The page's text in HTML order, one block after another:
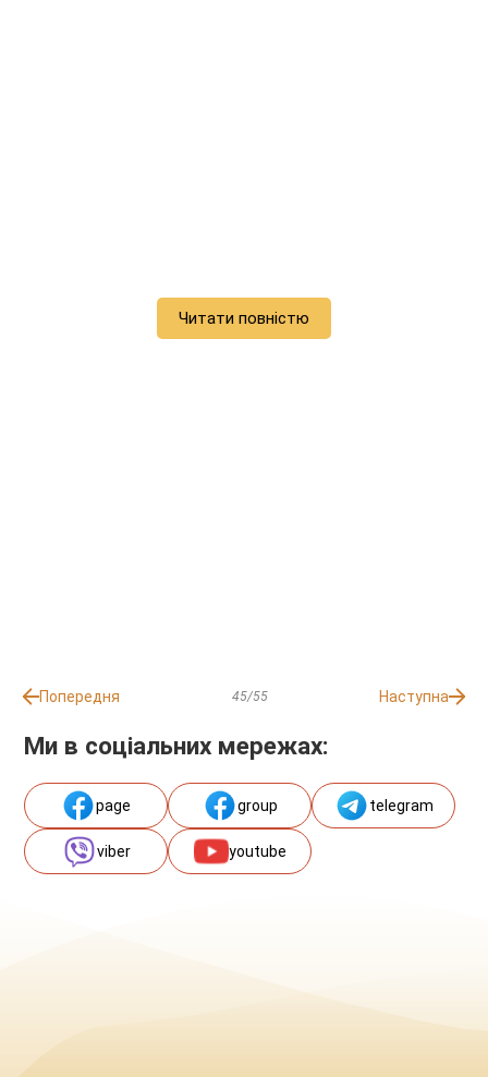
Читати повністю
Попередня 45/55 Наступна
Ми в соціальних мережах:
page group telegram
viber youtube